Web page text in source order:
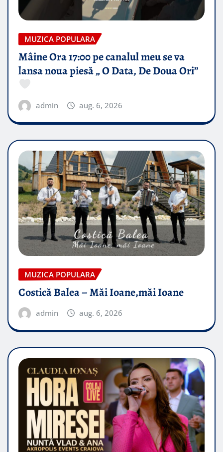
MUZICA POPULARA
Mâine Ora 17:00 pe canalul meu se va
lansa noua piesă „ O Data, De Doua Ori”
admin aug. 6, 2026
MUZICA POPULARA
Costică Balea – Măi Ioane,măi Ioane
admin aug. 6, 2026